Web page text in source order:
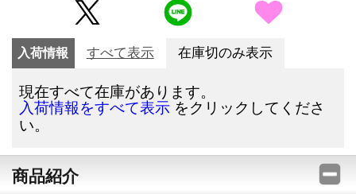
入荷情報 すべて表示 在庫切のみ表示
現在すべて在庫があります。
入荷情報をすべて表示 をクリックしてくださ
い。
商品紹介